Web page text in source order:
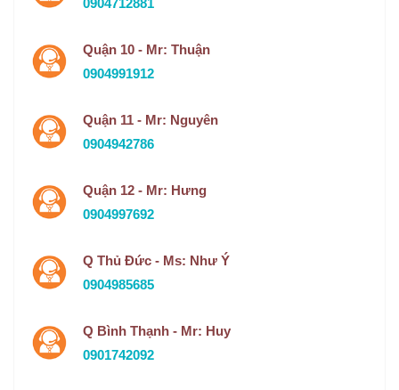
Quận 10 - Mr: Thuận
0904991912
Quận 11 - Mr: Nguyên
0904942786
Quận 12 - Mr: Hưng
0904997692
Q Thủ Đức - Ms: Như Ý
0904985685
Q Bình Thạnh - Mr: Huy
0901742092